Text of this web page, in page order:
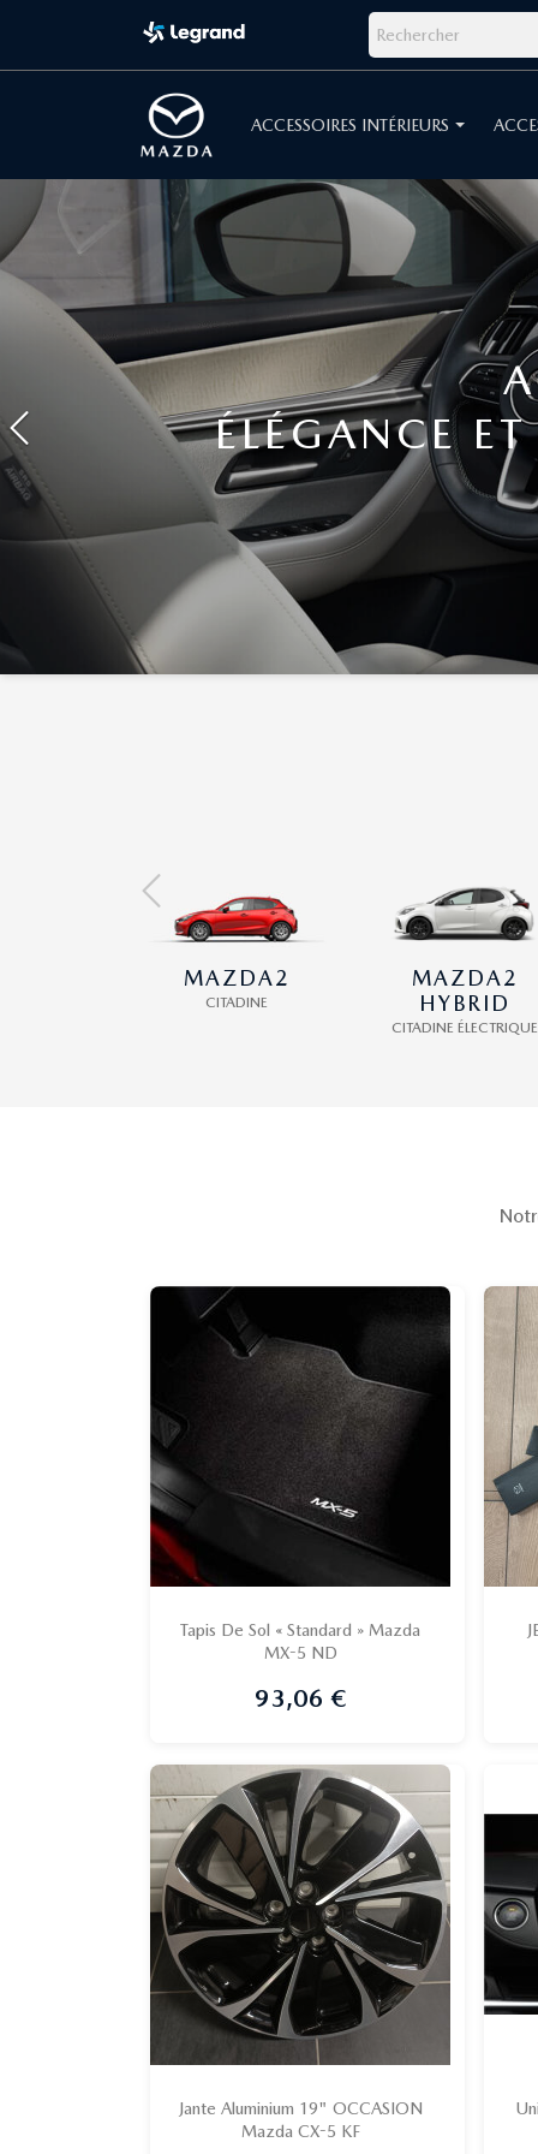
ACCESSOIRES INTÉRIEURS
Précédent
MAZDA2
CITADINE
MAZDA2
HYBRID
CITADINE ÉLECTRIQUE
Tapis De Sol « Standard » Mazda
MX-5 ND
Prix
93,06 €
-
Jante Aluminium 19" OCCASION
Mazda CX-5 KF
Promo !